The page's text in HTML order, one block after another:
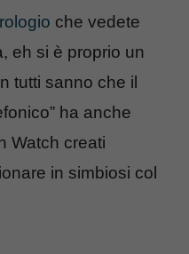
che vedete
eh si è proprio un
tutti sanno che il
ha anche
Watch creati
in simbiosi col